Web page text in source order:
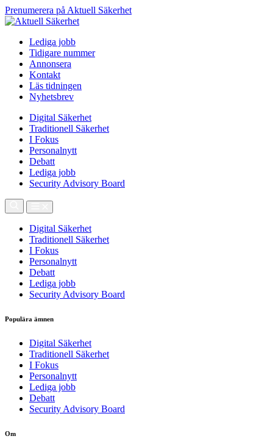
Prenumerera på Aktuell Säkerhet
Lediga jobb
Tidigare nummer
Annonsera
Kontakt
Läs tidningen
Nyhetsbrev
Digital Säkerhet
Traditionell Säkerhet
I Fokus
Personalnytt
Debatt
Lediga jobb
Security Advisory Board
Digital Säkerhet
Traditionell Säkerhet
I Fokus
Personalnytt
Debatt
Lediga jobb
Security Advisory Board
Populära ämnen
Digital Säkerhet
Traditionell Säkerhet
I Fokus
Personalnytt
Lediga jobb
Debatt
Security Advisory Board
Om